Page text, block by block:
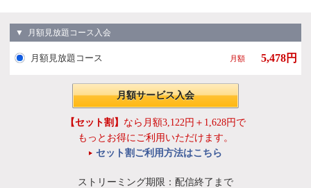
▼ 月額見放題コース入会
月額見放題コース 月額 5,478円
月額サービス入会
【セット割】 なら月額3,122円＋1,628円で
もっとお得にご利用いただけます。
セット割ご利用方法はこちら
ストリーミング期限：配信終了まで